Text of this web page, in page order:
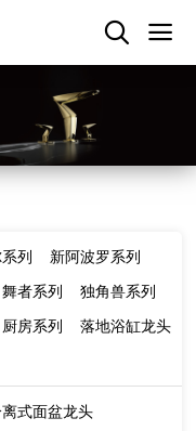
列
新阿波罗系列
舞者系列
独角兽系列
厨房系列
落地浴缸龙头
式面盆龙头